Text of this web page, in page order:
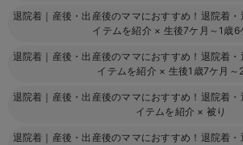
退院着｜産後・出産後のママにおすすめ！退院着
イテムを紹介 × 生後7ケ月～1歳6
退院着｜産後・出産後のママにおすすめ！退院着
イテムを紹介 × 生後1歳7ケ月～
退院着｜産後・出産後のママにおすすめ！退院着
イテムを紹介 × 被り
退院着｜産後・出産後のママにおすすめ！退院着